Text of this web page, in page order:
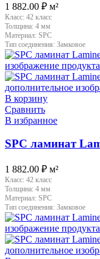
1 882.00 ₽ м²
Класс: 42 класс
Толщина: 4 мм
Материал: SPC
Тип соединения: Замковое
В корзину
Сравнить
В избранное
SPC ламинат
1 882.00 ₽ м²
Класс: 42 класс
Толщина: 4 мм
Материал: SPC
Тип соединения: Замковое